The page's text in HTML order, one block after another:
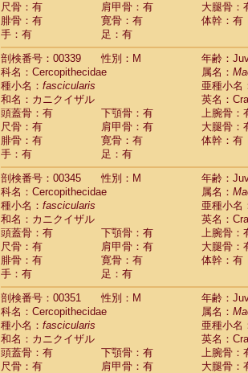
尺骨：有
肩甲骨：有
大腿骨：
腓骨：有
寛骨：有
体幹：有
手：有
足：有
剖検番号：00339
性別：M
年齢：
科名：Cercopithecidae
属名：
種小名： fascicularis
亜種小名
和名：カニクイザル
英名：
頭蓋骨：有
下顎骨：有
上腕骨：
尺骨：有
肩甲骨：有
大腿骨：
腓骨：有
寛骨：有
体幹：有
手：有
足：有
剖検番号：00345
性別：M
年齢：
科名：Cercopithecidae
属名：
種小名： fascicularis
亜種小名
和名：カニクイザル
英名：
頭蓋骨：有
下顎骨：有
上腕骨：
尺骨：有
肩甲骨：有
大腿骨：
腓骨：有
寛骨：有
体幹：有
手：有
足：有
剖検番号：00351
性別：M
年齢：
科名：Cercopithecidae
属名：
種小名： fascicularis
亜種小名
和名：カニクイザル
英名：
頭蓋骨：有
下顎骨：有
上腕骨：
尺骨：有
肩甲骨：有
大腿骨：